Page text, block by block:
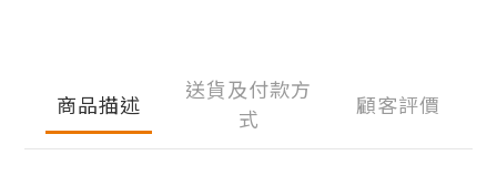
商品描述
送貨及付款方
式
顧客評價